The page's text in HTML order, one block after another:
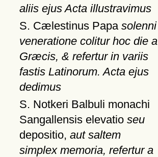
aliis ejus Acta illustravimus
S. Cælestinus Papa solenni
veneratione colitur hoc die a
Græcis, & refertur in variis
fastis Latinorum. Acta ejus
dedimus
S. Notkeri Balbuli monachi
Sangallensis elevatio seu
depositio, aut saltem
simplex memoria, refertur a